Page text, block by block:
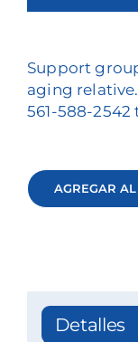
Support
aging
561-588-
AGREGAR
Detalles